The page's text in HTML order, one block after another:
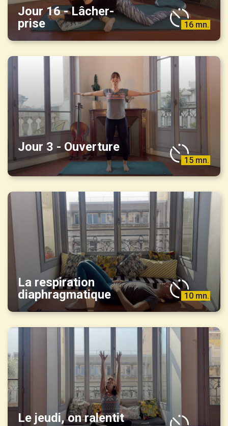
Jour 16 - Lâcher-
prise
16 mn.
Jour 3 - Ouverture
15 mn.
La respiration
diaphragmatique
10 mn.
Le jeudi, on ralentit